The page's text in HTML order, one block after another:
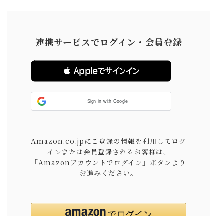
連携サービスでログイン・会員登録
 Appleでサインイン
Sign in with Google
Amazon.co.jpにご登録の情報を利用してログ
インまたは会員登録されるお客様は、
「Amazonアカウントでログイン」ボタンより
お進みください。